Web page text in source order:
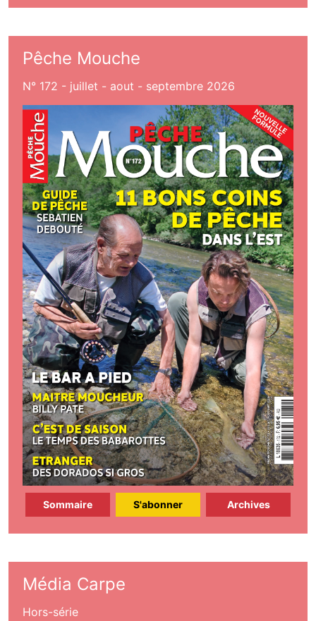
Pêche Mouche
N° 172 - juillet - aout - septembre 2026
Sommaire S'abonner Archives
Média Carpe
Hors-série